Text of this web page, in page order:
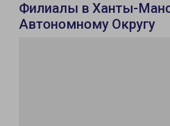
Филиалы в Ханты-
Автономному Округу